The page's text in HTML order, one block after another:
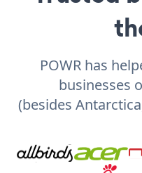
POWR has
businesses
(besides